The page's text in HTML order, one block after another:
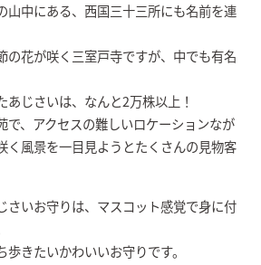
山中にある、西国三十三所にも名前を連
の花が咲く三室戸寺ですが、中でも有名
あじさいは、なんと2万株以上！
で、アクセスの難しいロケーションなが
く風景を一目見ようとたくさんの見物客
さいお守りは、マスコット感覚で身に付
きたいかわいいお守りです。